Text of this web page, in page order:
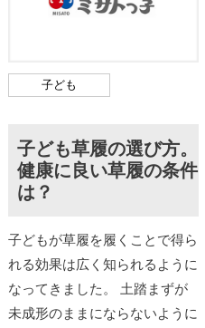
子ども
子ども草履の選び方。
健康に良い草履の条件
は？
子どもが草履を履くことで得ら
れる効果は広く知られるように
なってきました。 土踏まずが
未成形のままにならないように